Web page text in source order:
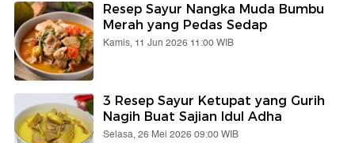
Resep Sayur Nangka Muda Bumbu
Merah yang Pedas Sedap
Kamis, 11 Jun 2026 11:00 WIB
3 Resep Sayur Ketupat yang Gurih
Nagih Buat Sajian Idul Adha
Selasa, 26 Mei 2026 09:00 WIB